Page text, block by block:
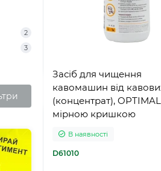
2
3
Засіб для чищення
кавомашин від
(концентрат), OPTIMAL
мірною кришкою
В наявності
D61010